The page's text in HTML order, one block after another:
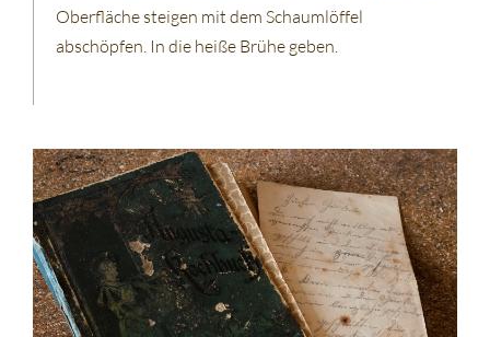
Oberfläche steigen mit dem Schaumlöffel
abschöpfen. In die heiße Brühe geben.